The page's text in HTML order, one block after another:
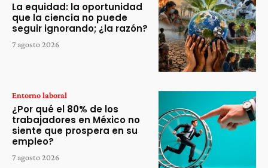
La equidad: la oportunidad
que la ciencia no puede
seguir ignorando; ¿la razón?
7 agosto 2026
Entorno laboral
¿Por qué el 80% de los
trabajadores en México no
siente que prospera en su
empleo?
7 agosto 2026